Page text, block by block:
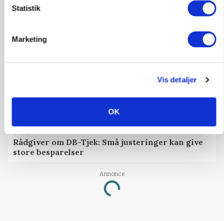
Statistik
Marketing
Vis detaljer
OK
GRISE
Rådgiver om DB-Tjek: Små justeringer kan give
store besparelser
Annonce
Loading...